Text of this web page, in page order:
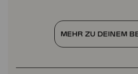
MEHR ZU DEINEM